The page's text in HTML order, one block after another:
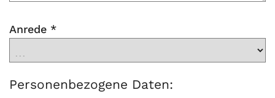
Anrede *
Personenbezogene Daten: